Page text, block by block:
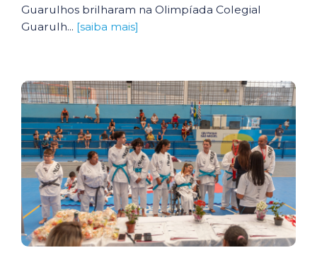
Guarulhos brilharam na Olimpíada Colegial
Guarulh... [saiba mais]